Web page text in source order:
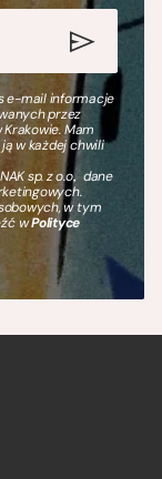
e-mail informacje
przez
Krakowie. Mam
w każdej chwili
sp. z o.o., dane
w tym
wPolityce